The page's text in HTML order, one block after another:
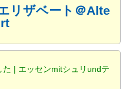
リザベート＠Alte
| エッセンmitシュリundテ